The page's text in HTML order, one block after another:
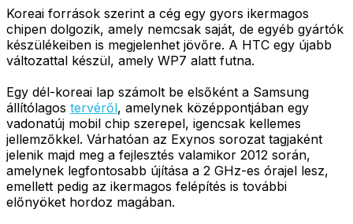
Koreai források szerint a cég egy gyors ikermagos
chipen dolgozik, amely nemcsak saját, de egyéb gyártók
készülékeiben is megjelenhet jövőre. A HTC egy újabb
változattal készül, amely WP7 alatt futna.
Egy dél-koreai lap számolt be elsőként a Samsung
állítólagos tervéről, amelynek középpontjában egy
vadonatúj mobil chip szerepel, igencsak kellemes
jellemzőkkel. Várhatóan az Exynos sorozat tagjaként
jelenik majd meg a fejlesztés valamikor 2012 során,
amelynek legfontosabb újítása a 2 GHz-es órajel lesz,
emellett pedig az ikermagos felépítés is további
előnyöket hordoz magában.